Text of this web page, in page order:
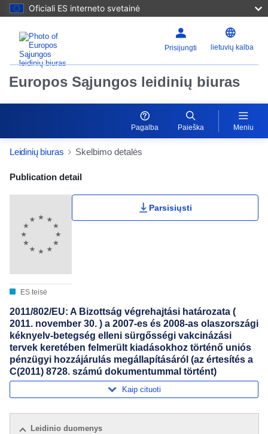
Oficiali ES interneto svetainė
Prisijungti lietuvių kalba
Europos Sąjungos leidinių biuras
Pagalba Paieška Meniu
Leidinių biuras Skelbimo detalės
Publication Detail Actions Portlet
Publication detail
ES teisė
Parsisiųsti
2011/802/EU: A Bizottság végrehajtási határozata (
2011. november 30. ) a 2007-es és 2008-as olaszországi
kéknyelv-betegség elleni sürgősségi vakcinázási
tervek keretében felmerült kiadásokhoz történő uniós
pénzügyi hozzájárulás megállapításáról (az értesítés a
C(2011) 8728. számú dokumentummal történt)
Kaip cituoti
Leidinio duomenys